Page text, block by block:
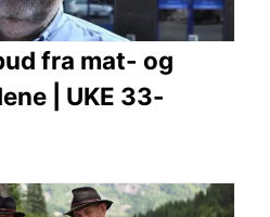
fra mat- og
| UKE 33-